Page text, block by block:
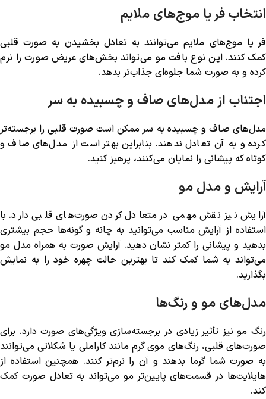
انتخاب فر یا موج‌های ملایم
فر یا موج‌های ملایم می‌توانند به تعادل بخشیدن به صورت قلبی
کمک کنند. این نوع بافت مو می‌تواند بخش‌های عریض صورت را نرم
کرده و به صورت شما جلوه‌ای جذاب‌تر بدهد.
اجتناب از مدل‌های صاف و چسبیده به سر
مدل‌های صاف و چسبیده به سر ممکن است صورت قلبی را برجسته‌تر
کرده و به آن تعادل ندهند. بنابراین بهتر است از مدل‌های صاف و
کوتاه که پیشانی را نمایان می‌کنند، پرهیز کنید.
آرایش و مدل مو
آرایش نیز نقش مهمی در متعادل کردن صورت‌های قلبی دارد. با
استفاده از آرایش مناسب می‌توانید به چانه و گونه‌ها حجم بیشتری
بدهید و پیشانی را کمتر نشان دهید. آرایش صورت به همراه مدل مو
می‌تواند به شما کمک کند تا بهترین حالت چهره خود را به نمایش
بگذارید.
مدل‌های مو و رنگ‌ها
رنگ مو نیز تأثیر زیادی در برجسته‌سازی ویژگی‌های صورت دارد. برای
صورت‌های قلبی، رنگ‌های موی گرم مانند کاراملی یا شکلاتی می‌توانند
به صورت شما گرما بدهند و آن را نرم‌تر کنند. همچنین استفاده از
هایلایت‌ها در قسمت‌های پایین‌تر مو می‌تواند به تعادل صورت کمک
کند.